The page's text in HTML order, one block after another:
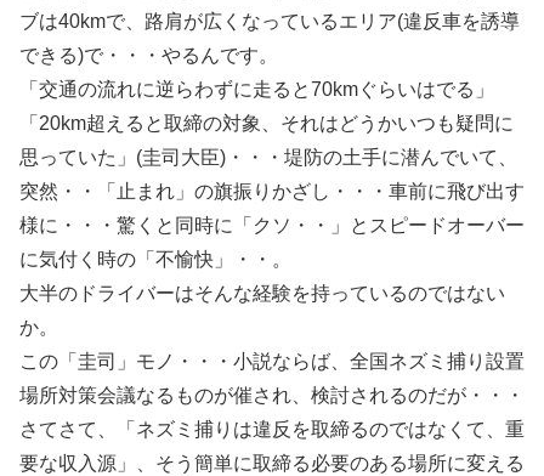
ブは40kmで、路肩が広くなっているエリア(違反車を誘導
できる)で・・・やるんです。
「交通の流れに逆らわずに走ると70kmぐらいはでる」
「20km超えると取締の対象、それはどうかいつも疑問に
思っていた」(圭司大臣)・・・堤防の土手に潜んでいて、
突然・・「止まれ」の旗振りかざし・・・車前に飛び出す
様に・・・驚くと同時に「クソ・・」とスピードオーバー
に気付く時の「不愉快」・・。
大半のドライバーはそんな経験を持っているのではない
か。
この「圭司」モノ・・・小説ならば、全国ネズミ捕り設置
場所対策会議なるものが催され、検討されるのだが・・・
さてさて、「ネズミ捕りは違反を取締るのではなくて、重
要な収入源」、そう簡単に取締る必要のある場所に変える